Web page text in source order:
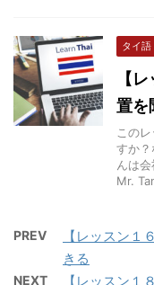
タイ語
【
置を
この
すか
んは
Mr.
PREV
【レッスン
きる
NEXT
【レッスン１